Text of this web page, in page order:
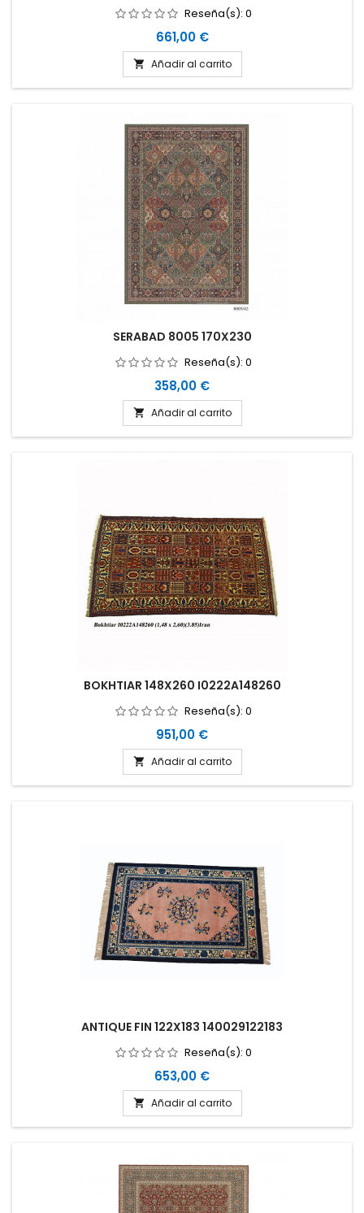
Reseña(s): 0
Precio
661,00 €
 Añadir al carrito
SERABAD 8005 170X230
Reseña(s): 0
Precio
358,00 €
 Añadir al carrito
BOKHTIAR 148X260 I0222A148260
Reseña(s): 0
Precio
951,00 €
 Añadir al carrito
ANTIQUE FIN 122X183 140029122183
Reseña(s): 0
Precio
653,00 €
 Añadir al carrito